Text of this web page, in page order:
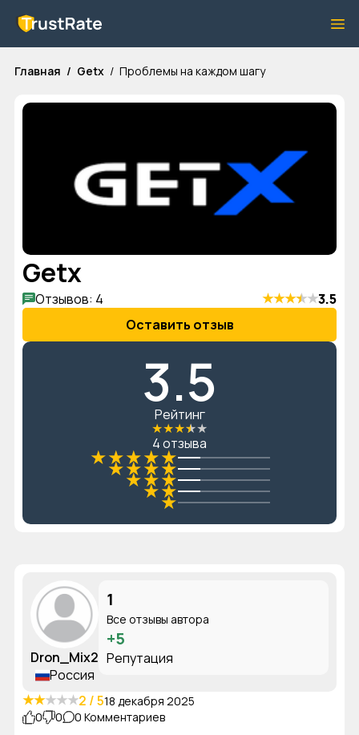
Главная Getx Проблемы на каждом шагу
Getx
Отзывов: 4 ★★★★★3.5
Оставить отзыв
3.5
Рейтинг
★★★★★
4 отзыва
★★★★★
★★★★
★★★
★★
★
Dron_Mix2
Россия
1
Все отзывы автора
+5
Репутация
★★★★★2 / 518 декабря 2025
0
0 0 Комментариев